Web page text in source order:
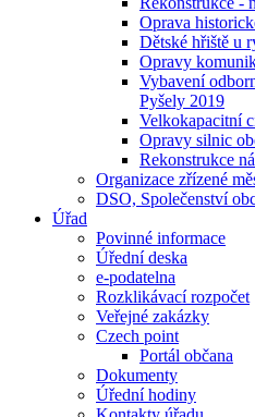
Oprava
Dětské hřiště u
Opravy
Vybavení
Pyšely 2019
Velkokapacitní
Opravy silnic
Rekonstrukce
Organizace zřízené
DSO, Společenství
Úřad
Povinné informace
Úřední deska
e-podatelna
Rozklikávací rozpočet
Veřejné zakázky
Czech point
Portál občana
Dokumenty
Úřední hodiny